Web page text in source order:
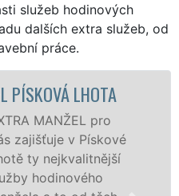
služeb hodinových
dalších extra služeb, od
práce.
LHOTA
pro
Pískové